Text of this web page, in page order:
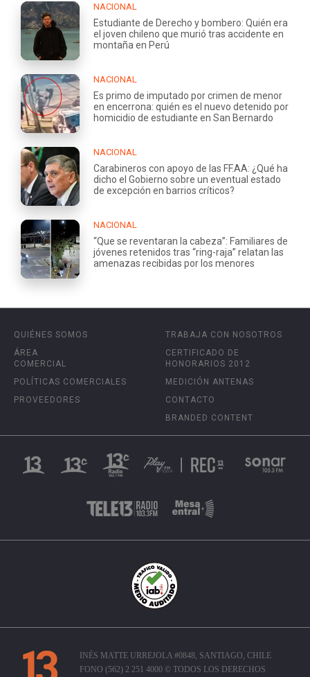
NACIONAL
Estudiante de Derecho y bombero: Quién era
el joven chileno que murió tras accidente en
montaña en Perú
NACIONAL
Es primo de imputado por crimen de menor
en encerrona: quién es el nuevo detenido por
homicidio de estudiante en San Bernardo
NACIONAL
Carabineros con apoyo de las FF.AA: ¿Qué ha
dicho el Gobierno sobre un eventual estado
de excepción en barrios críticos?
NACIONAL
“Que se reventaran la cabeza”: Familiares de
jóvenes retenidos tras “ring-raja” relatan las
amenazas recibidas por los menores
QUIÉNES SOMOS
ÁREA
COMERCIAL
POLÍTICAS COMERCIALES
PROVEEDORES
TRABAJA CON NOSOTROS
CERTIFICADO DE
HONORARIOS 2012
MEDICIÓN ANTENAS
CONTACTO
BRANDED CONTENT
INÉS MATTE URREJOLA #0848, SANTIAGO, CHILE
FONO (562) 2 251 4000 © TODOS LOS DERECHOS